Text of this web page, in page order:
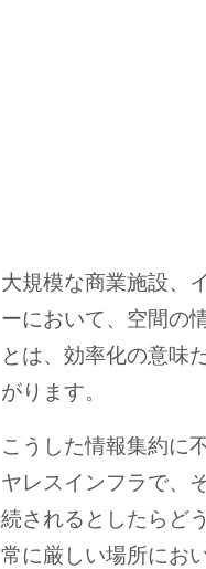
大規模な商業施設、
ーにおいて、空間の
とは、効率化の意味
がります。
こうした情報集約に
ヤレスインフラで、
続されるとしたらど
常に厳しい場所にお